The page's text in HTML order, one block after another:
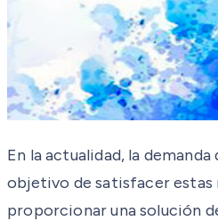
En la actualidad, la
objetivo de satisfacer estas
proporcionar una solución